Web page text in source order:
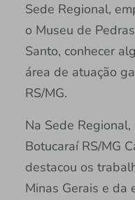
Sede Regional,
o Museu de
Santo, conhecer
área de atuação
RS/MG.
Na Sede
Botucaraí RS/MG
destacou os
Minas Gerais e da